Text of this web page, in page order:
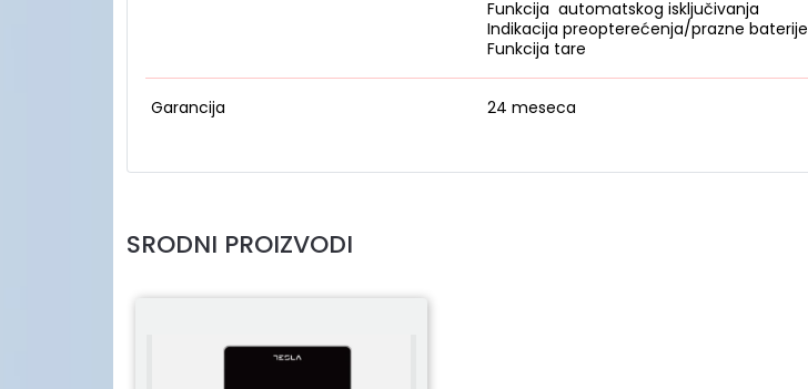
Funkcija automatskog isključivanja
Indikacija preopterećenja/prazne baterije
Funkcija tare
Garancija 24 meseca
SRODNI PROIZVODI